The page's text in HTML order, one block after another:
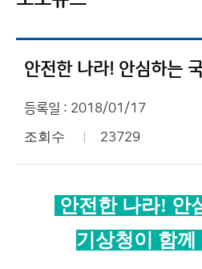
등록일 : 2018/01/17
조회수 23729
안전한 나라! 안
기상청이 함